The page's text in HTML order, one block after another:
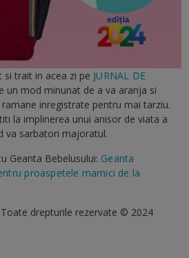
si trait in acea zi pe JURNAL DE
un mod minunat de a va aranja si
inregistrate pentru mai tarziu.
la implinerea unui anisor de viata a
va sarbatori majoratul.
Geanta Bebelusului: Geanta
proaspetele mamici de la
drepturile rezervate © 2024